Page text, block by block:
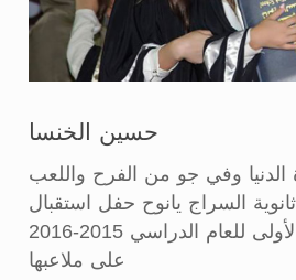
حسين الخنسا
الدنيا وفي جو من الفرح واللعب
السراج يانوح حفل استقبال
لاطفال الروضة الأولى للعام الدراسي 2015-2016
على ملاعبها